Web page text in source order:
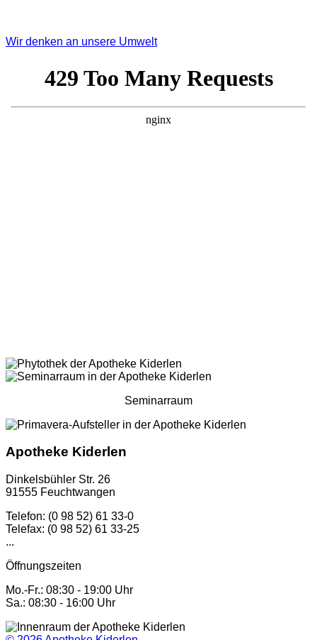
Wir denken an unsere Umwelt
Seminarraum
Apotheke Kiderlen
Dinkelsbühler Str. 26
91555 Feuchtwangen
Telefon: (0 98 52) 61 33-0
Telefax: (0 98 52) 61 33-25
...
Öffnungszeiten
Mo.-Fr.: 08:30 - 19:00 Uhr
Sa.: 08:30 - 16:00 Uhr